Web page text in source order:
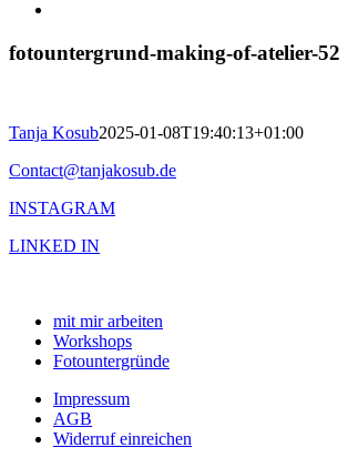
fotountergrund-making-of-atelier-52
Tanja Kosub2025-01-08T19:40:13+01:00
Contact@tanjakosub.de
INSTAGRAM
LINKED IN
mit mir arbeiten
Workshops
Fotountergründe
Impressum
AGB
Widerruf einreichen